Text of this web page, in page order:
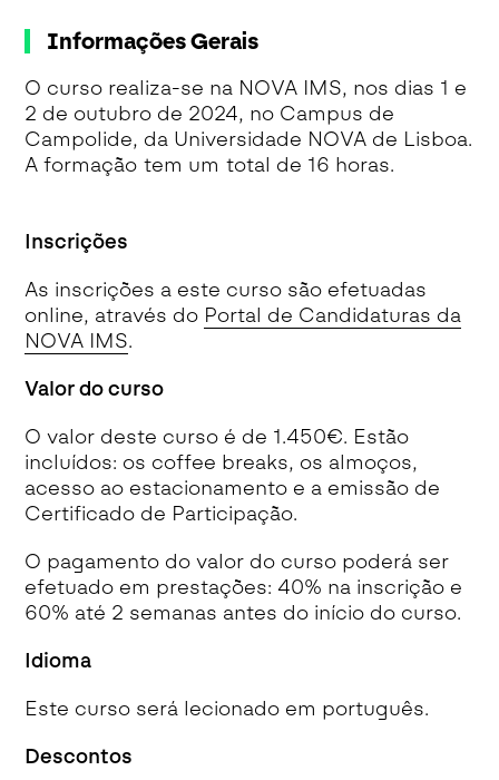
Informações Gerais
O curso realiza-se na NOVA IMS, nos dias 1 e
2 de outubro de 2024, no Campus de
Campolide, da Universidade NOVA de Lisboa.
A formação tem um total de 16 horas.
Inscrições
As inscrições a este curso são efetuadas
online, através do Portal de Candidaturas da
NOVA IMS.
Valor do curso
O valor deste curso é de 1.450€. Estão
incluídos: os coffee breaks, os almoços,
acesso ao estacionamento e a emissão de
Certificado de Participação.
O pagamento do valor do curso poderá ser
efetuado em prestações: 40% na inscrição e
60% até 2 semanas antes do início do curso.
Idioma
Este curso será lecionado em português.
Descontos